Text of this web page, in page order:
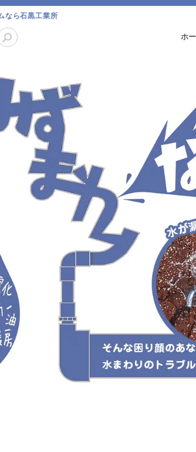
なら石黒工業所
ホ